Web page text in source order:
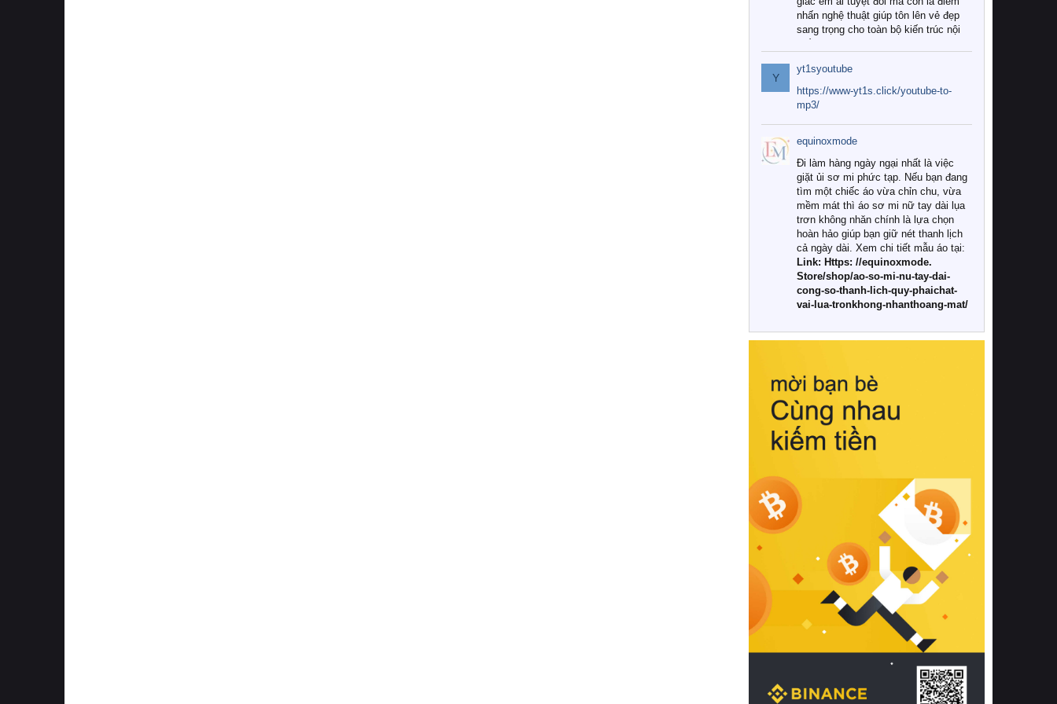
nhấn nghệ thuật giúp tôn lên vẻ đẹp
sang trọng cho toàn bộ kiến trúc nội
Tuy nhiên, giữa thị trường đa dạng
với vô vàn thương hiệu và mẫu mã
như hiện nay, làm thế nào để chọn
được những bộ chăn ga gối đệm cao
cấp thực sự chất lượng, phù hợp với
khí hậu và nhu cầu sử dụng của gia
đình? Hãy cùng chúng tôi đi tìm lời
giải đáp chi tiết qua bài viết dưới đây.
1. Tại sao các gia đình hiện đại lại ưa
chuộng chăn ga gối đệm cao cấp?
Khác với các dòng sản phẩm thông
thường, những bộ chăn ga gối đệm
cao cấp trải qua quy trình sản xuất
nghiêm ngặt từ khâu chọn lọc nguyên
liệu tự nhiên đến công nghệ dệt
nhuộm hiện đại không chứa hóa chất
này, bạn sẽ cảm nhận rõ rệt sự khác
hồi chuẩn xác của phần đệm nâng đỡ
cột sống.
Bên cạnh đó, việc lựa chọn các dòng
sản phẩm đạt chuẩn chất lượng quốc
tế còn giúp ngăn ngừa tình trạng kích
khuẩn và nấm mốc trong điều kiện
thời tiết nóng ẩm. Bạn có thể tìm hiểu
thêm các nghiên cứu khoa học về tác
động của giấc ngủ và môi trường
phòng ngủ đối với sức khỏe con
người tại Sleep Foundation (External
Link) để có cái nhìn toàn diện hơn.
2. Các tiêu chí vàng khi lựa chọn
chăn ga gối đệm cao cấp cho phòng
ngủ
Để sở hữu một bộ chăn ga gối đệm
cao cấp hoàn hảo cả về thẩm mỹ lẫn
công năng, người tiêu dùng cần cân
nhắc kỹ lưỡng các tiêu chí quan trọng
Y
yt1syoutube
https://www-yt1s.click/youtube-to-
mp3/
equinoxmode
Đi làm hàng ngày ngại nhất là việc
giặt ủi sơ mi phức tạp. Nếu bạn đang
tìm một chiếc áo vừa chỉn chu, vừa
mềm mát thì áo sơ mi nữ tay dài lụa
trơn không nhăn chính là lựa chọn
hoàn hảo giúp bạn giữ nét thanh lịch
cả ngày dài. Xem chi tiết mẫu áo tại:
Link: Https: //equinoxmode.
Store/shop/ao-so-mi-nu-tay-dai-
cong-so-thanh-lich-quy-phaichat-
vai-lua-tronkhong-nhanthoang-mat/